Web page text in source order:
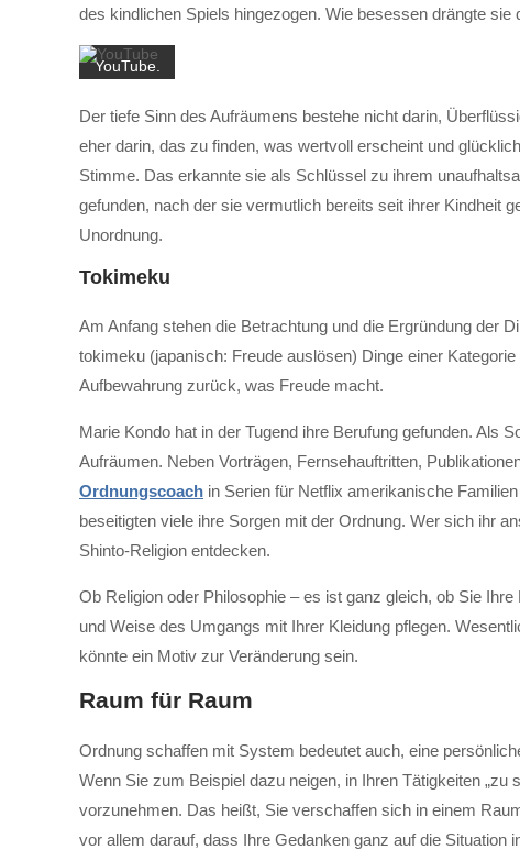
des kindlichen Spiels hingezogen. Wie besessen drängte
Datenschutzerklärung
YouTube.
erfahren
Video
laden
YouTube
entsperren
Der tiefe Sinn des Aufräumens bestehe nicht darin,
eher darin, das zu finden, was wertvoll erscheint und
Stimme. Das erkannte sie als Schlüssel zu ihrem
gefunden, nach der sie vermutlich bereits seit ihrer Kindheit
Unordnung.
Tokimeku
Am Anfang stehen die Betrachtung und die Ergründung der
tokimeku (japanisch: Freude auslösen) Dinge einer
Aufbewahrung zurück, was Freude macht.
Marie Kondo hat in der Tugend ihre Berufung gefunden. Als
Aufräumen. Neben Vorträgen, Fernsehauftritten,
Ordnungscoach in Serien für Netflix amerikanische
beseitigten viele ihre Sorgen mit der Ordnung. Wer sich ihr
Shinto-Religion entdecken.
Ob Religion oder Philosophie – es ist ganz gleich, ob Sie Ihre
und Weise des Umgangs mit Ihrer Kleidung pflegen.
könnte ein Motiv zur Veränderung sein.
Raum für Raum
Ordnung schaffen mit System bedeutet auch, eine
Wenn Sie zum Beispiel dazu neigen, in Ihren Tätigkeiten
vorzunehmen. Das heißt, Sie verschaffen sich in einem
vor allem darauf, dass Ihre Gedanken ganz auf die Situation